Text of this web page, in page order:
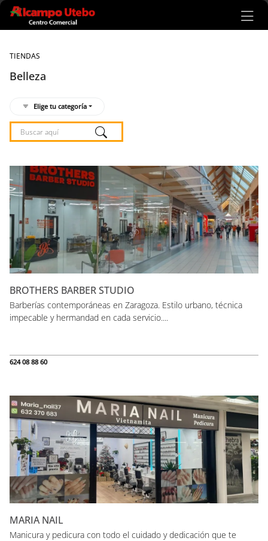
Ir al contenido principal
TIENDAS
Belleza
Elige tu categoría
Listado de locales
BROTHERS BARBER STUDIO
Barberías contemporáneas en Zaragoza. Estilo urbano, técnica
impecable y hermandad en cada servicio....
624 08 88 60
MARIA NAIL
Manicura y pedicura con todo el cuidado y dedicación que te